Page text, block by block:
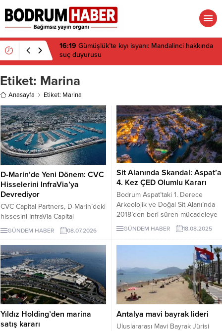
16:19 Gümüşlük’te kıyı isyanı: Mandalinci hakkında
suç duyurusu
Etiket: Marina
Anasayfa Etiket: Marina
D-Marin’de Yeni Dönem: CVC
Hisselerini InfraVia’ya
Devrediyor
CVC Capital Partners, D-Marin’deki
hissesini InfraVia Capital
Partners’a devretmek üzere
anlaşmaya vardı. D-Marin’in
Türkiye ağı içinde Bodrum’daki
Turgutreis Marina da yer alıyor.
GÜNDEM HABER 08.07.2026
Sit Alanında Skandal: Aspat’a
4. Kez ÇED Olumlu Kararı
Bodrum Aspat’taki 1. Derece
Arkeolojik ve Doğal Sit Alanı’nda
2018’den beri süren mücadeleye
rağmen Bakanlık 4. kez “ÇED
Olumlu” kararı verdi. Kent Konseyi
Başkanı Gamze Türk Oğuz,
projeyi yasallaştırma girişimlerine
GÜNDEM HABER 18.08.2025
Yıldız Holding’den marina
satış kararı
Antalya mavi bayrak lideri
Uluslararası Mavi Bayrak Jürisi